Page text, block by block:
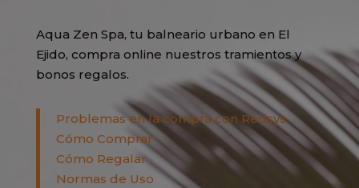
Aqua Zen Spa, tu balneario urbano en El
Ejido, compra online nuestros tramientos y
bonos regalos.
Problemas en la compra con Redsys
Cómo Comprar
Cómo Regalar
Normas de Uso